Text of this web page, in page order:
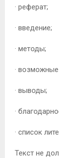
· реферат;
· введение;
· методы;
·
· выводы;
·
· список
Текст не